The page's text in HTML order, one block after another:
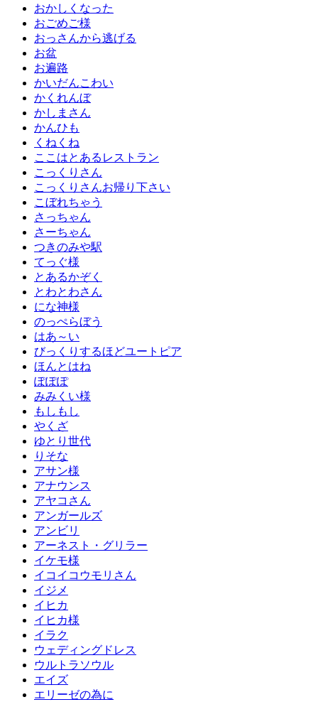
おかしくなった
おごめご様
おっさんから逃げる
お盆
お遍路
かいだんこわい
かくれんぼ
かしまさん
かんひも
くねくね
ここはとあるレストラン
こっくりさん
こっくりさんお帰り下さい
こぼれちゃう
さっちゃん
さーちゃん
つきのみや駅
てっぐ様
とあるかぞく
とわとわさん
にな神様
のっぺらぼう
はあ～い
びっくりするほどユートピア
ほんとはね
ぽぽぽ
みみくい様
もしもし
やくざ
ゆとり世代
りそな
アサン様
アナウンス
アヤコさん
アンガールズ
アンビリ
アーネスト・グリラー
イケモ様
イコイコウモリさん
イジメ
イヒカ
イヒカ様
イラク
ウェディングドレス
ウルトラソウル
エイズ
エリーゼの為に